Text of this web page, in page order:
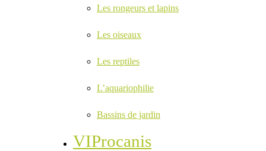
Les rongeurs et lapins
Les oiseaux
Les reptiles
L’aquariophilie
Bassins de jardin
VIProcanis